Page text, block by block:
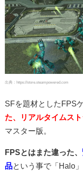
出典：https://store.steampowered.com
SFを題材としたFPS
た、リアルタイムス
マスター版。
FPSとはまた違った、
品という事で「Halo